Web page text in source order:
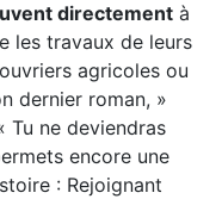
directement à
les travaux de leurs
agricoles ou
dernier roman, »
Tu ne deviendras
encore une
: Rejoignant